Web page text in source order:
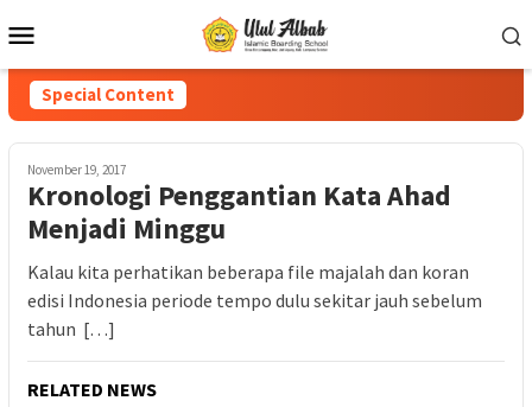
Special Content
November 19, 2017
Kronologi Penggantian Kata Ahad
Menjadi Minggu
Kalau kita perhatikan beberapa file majalah dan koran
edisi Indonesia periode tempo dulu sekitar jauh sebelum
tahun […]
RELATED NEWS